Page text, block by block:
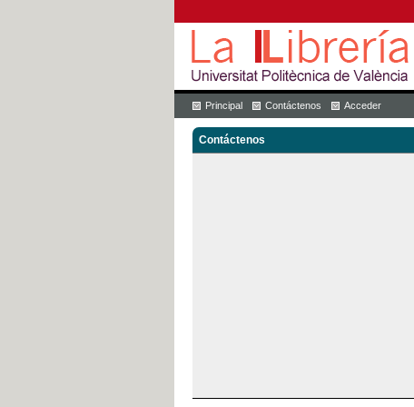
Principal Contáctenos Acceder
Contáctenos